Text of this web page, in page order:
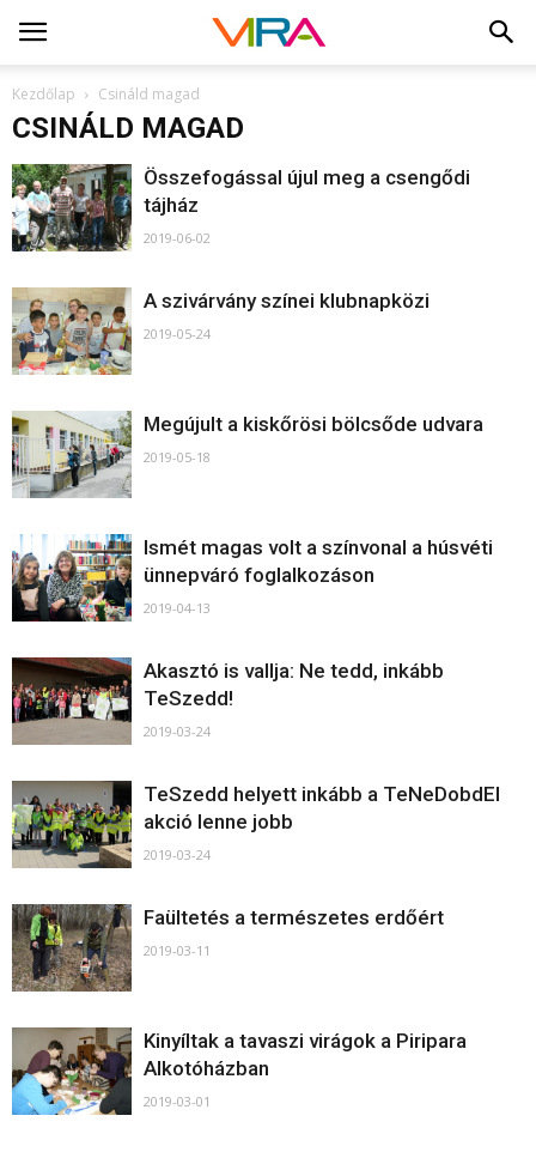
Kezdőlap Csináld magad
CSINÁLD MAGAD
Összefogással újul meg a csengődi
tájház
2019-06-02
A szivárvány színei klubnapközi
2019-05-24
Megújult a kiskőrösi bölcsőde udvara
2019-05-18
Ismét magas volt a színvonal a húsvéti
ünnepváró foglalkozáson
2019-04-13
Akasztó is vallja: Ne tedd, inkább
TeSzedd!
2019-03-24
TeSzedd helyett inkább a TeNeDobdEl
akció lenne jobb
2019-03-24
Faültetés a természetes erdőért
2019-03-11
Kinyíltak a tavaszi virágok a Piripara
Alkotóházban
2019-03-01